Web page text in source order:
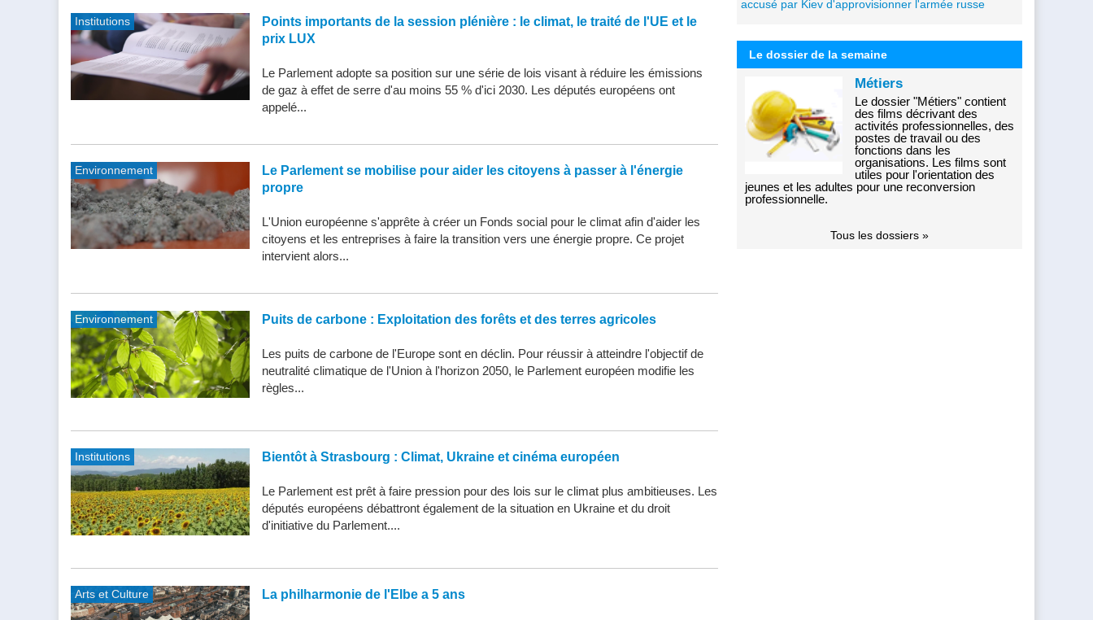
Institutions
Points importants de la session plénière : le climat, le traité de l'UE et le
prix LUX
Le Parlement adopte sa position sur une série de lois visant à réduire les émissions
de gaz à effet de serre d'au moins 55 % d'ici 2030. Les députés européens ont
appelé...
Environnement
Le Parlement se mobilise pour aider les citoyens à passer à l'énergie
propre
L'Union européenne s'apprête à créer un Fonds social pour le climat afin d'aider les
citoyens et les entreprises à faire la transition vers une énergie propre. Ce projet
intervient alors...
Environnement Puits de carbone : Exploitation des forêts et des terres agricoles
Les puits de carbone de l'Europe sont en déclin. Pour réussir à atteindre l'objectif de
neutralité climatique de l'Union à l'horizon 2050, le Parlement européen modifie les
règles...
Institutions Bientôt à Strasbourg : Climat, Ukraine et cinéma européen
Le Parlement est prêt à faire pression pour des lois sur le climat plus ambitieuses. Les
députés européens débattront également de la situation en Ukraine et du droit
d'initiative du Parlement....
Arts et Culture La philharmonie de l'Elbe a 5 ans
accusé par Kiev d'approvisionner l'armée russe
Le dossier de la semaine
Métiers
Le dossier "Métiers" contient
des films décrivant des
activités professionnelles, des
postes de travail ou des
fonctions dans les
organisations. Les films sont
utiles pour l'orientation des
jeunes et les adultes pour une reconversion
professionnelle.
Tous les dossiers »